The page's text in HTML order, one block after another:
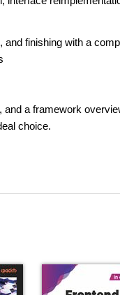
and finishing with a
and a framework
choice.